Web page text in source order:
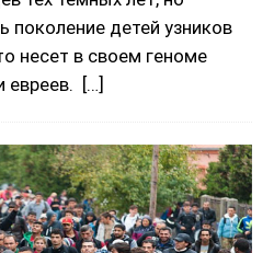
поколение детей узников
несет в своем геноме
[…]